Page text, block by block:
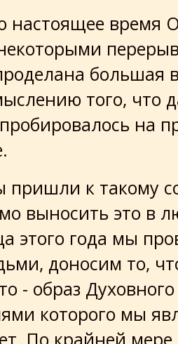
настоящее время
большая
того, что
на
пришли к такому
выносить это в
этого года мы
доносим то,
- образ Духовного
которого мы
По крайней мере,